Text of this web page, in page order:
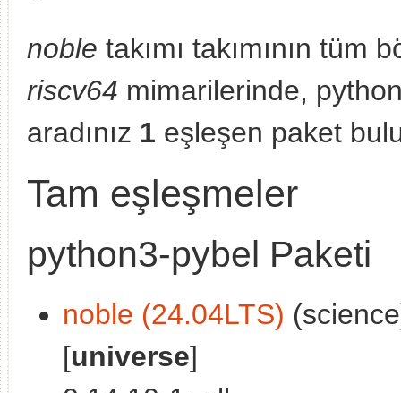
noble takımı takımının
riscv64 mimarilerinde,
aradınız 1 eşleşen paket
Tam eşleşmeler
python3-pybel Paketi
noble (24.04LTS)
[universe]